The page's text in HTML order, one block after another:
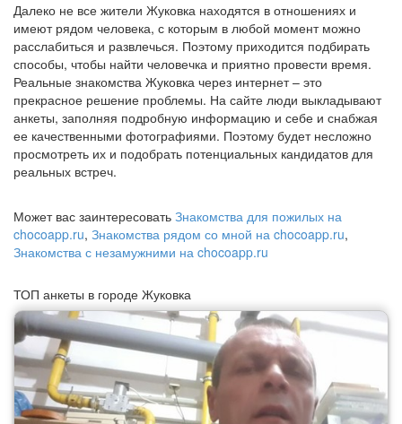
Далеко не все жители Жуковка находятся в отношениях и
имеют рядом человека, с которым в любой момент можно
расслабиться и развлечься. Поэтому приходится подбирать
способы, чтобы найти человечка и приятно провести время.
Реальные знакомства Жуковка через интернет – это
прекрасное решение проблемы. На сайте люди выкладывают
анкеты, заполняя подробную информацию и себе и снабжая
ее качественными фотографиями. Поэтому будет несложно
просмотреть их и подобрать потенциальных кандидатов для
реальных встреч.
Может вас заинтересовать Знакомства для пожилых на
chocoapp.ru, Знакомства рядом со мной на chocoapp.ru,
Знакомства с незамужними на chocoapp.ru
ТОП анкеты в городе Жуковка